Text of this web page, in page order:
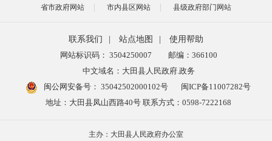
省市政府网站 市内县区网站 县级政府部门网站
联系我们 站点地图
使用帮助
网站标识码： 3504250007
邮编：366100
中文域名：大田县人民政府.政务
闽公网安备号： 35042502000102号
闽ICP备11007282号
地址：大田县凤山西路40号 联系方式：0598-7222168
主办：大田县人民政府办公室